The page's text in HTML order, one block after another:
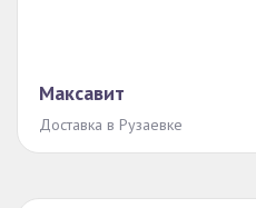
Максавит
Доставка в Рузаевке